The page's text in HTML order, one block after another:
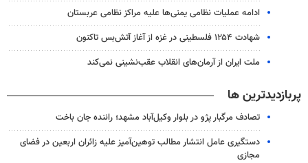
ادامه عملیات نظامی یمنی‌ها علیه مراکز نظامی عربستان
شهادت ۱۲۵۴ فلسطینی در غزه از آغاز آتش‌بس تاکنون
ملت ایران از آرمان‌های انقلاب عقب‌نشینی نمی‌کند
پربازدیدترین ها
تصادف مرگبار پژو در بلوار وکیل‌آباد مشهد؛ راننده جان باخت
دستگیری عامل انتشار مطالب توهین‌آمیز علیه زائران اربعین در فضای
مجازی